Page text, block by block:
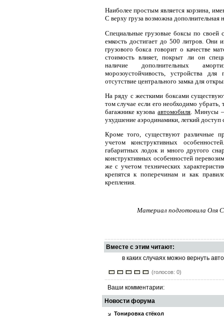
Наиболее простым является корзина,
С верху груза возможна дополнительная
Специальные грузовые боксы по своей
емкость достигает до 500 литров. Они
грузового бокса говорит о качестве
стоимость влияет, покрыт ли он
наличие дополнительных
морозоустойчивость, устройства
отсутствие центрального замка для
На ряду с жесткими боксами
том случае если его необходимо
багажнике кузоваавтомобиля . Минусы
ухудшение аэродинамики, легкий
Кроме того, существуют различные
учетом конструктивных
габаритных лодок и много другого
конструктивных особенностей
же с учетом технических
крепятся к поперечинам и как
крепления.
Материал подготовила Оля
Вместе с этим читают:
в каких случаях можно вернуть
(голосов: 0)
Ваши комментарии:
Новости форума
Тонировка стёкол